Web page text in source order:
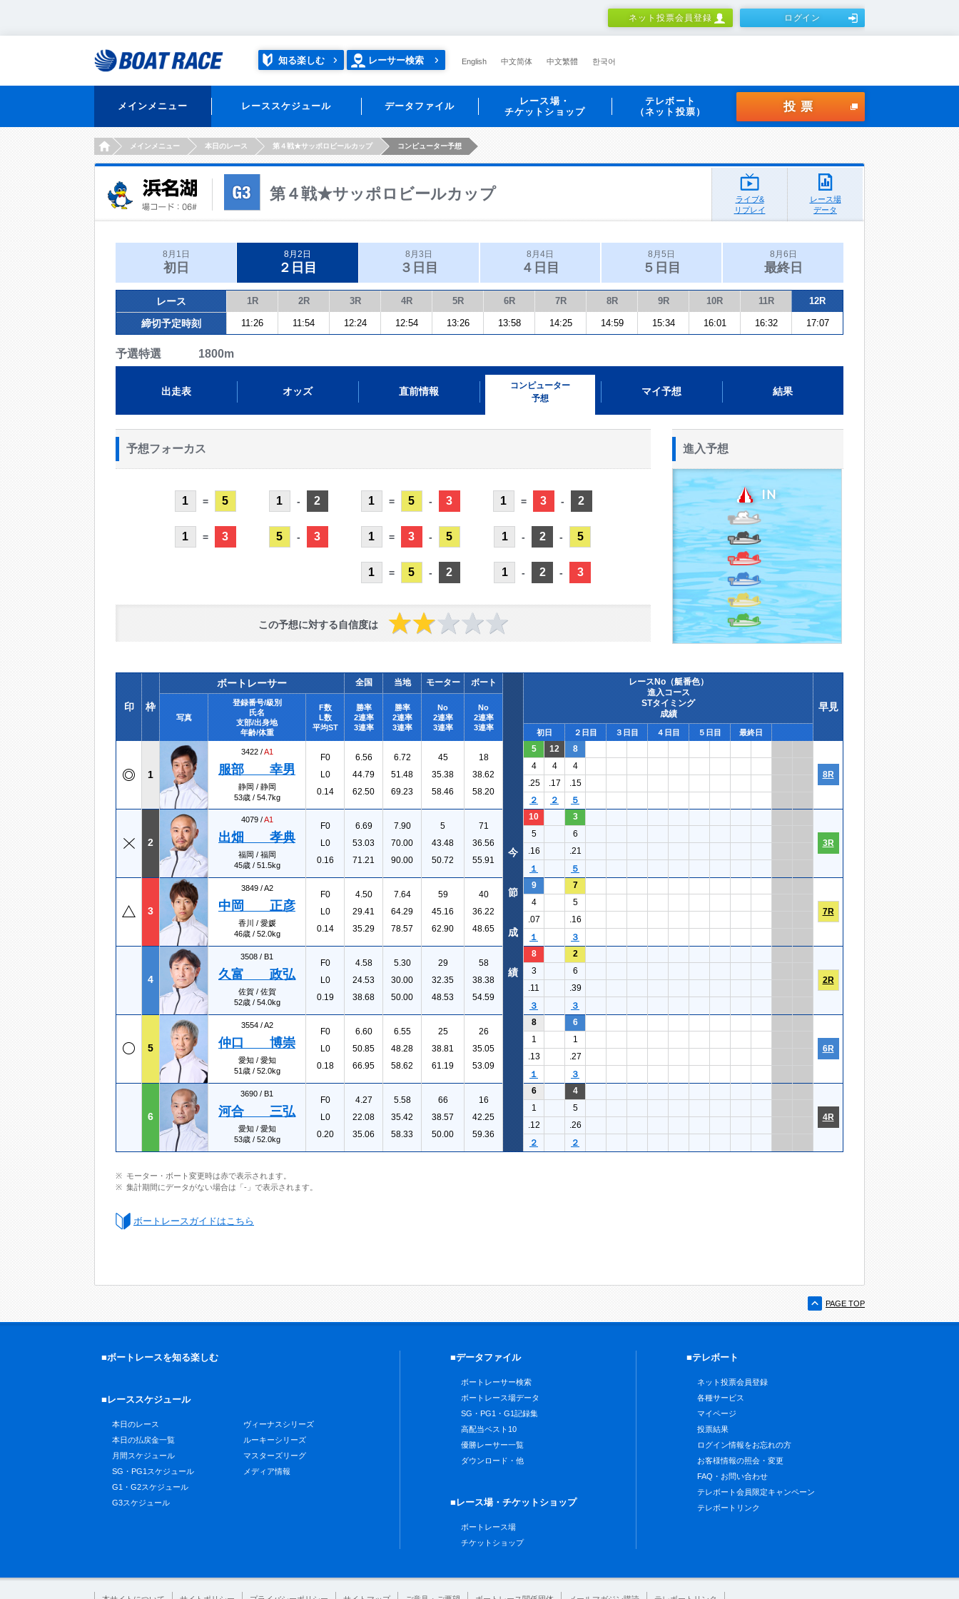
ネット投票会員登録 ログイン
知る楽しむ レーサー検索 English 中文简体 中文繁體 한국어
メインメニュー レーススケジュール データファイル
レース場・
チケットショップ
テレボート
（ネット投票）
投票
HOMEメインメニュー 本日のレース 第４戦★サッポロビールカップ コンピューター予想
第４戦★サッポロビールカップ
ライブ&
リプレイ
レース場
データ
8月1日
初日
8月2日
２日目
8月3日
３日目
8月4日
４日目
8月5日
５日目
8月6日
最終日
レース 1R 2R 3R 4R 5R 6R 7R 8R 9R 10R 11R 12R
締切予定時刻 11:26 11:54 12:24 12:54 13:26 13:58 14:25 14:59 15:34 16:01 16:32 17:07
予選特選 1800m
出走表 オッズ 直前情報
コンピューター
予想
マイ予想 結果
予想フォーカス
1 = 5
1 = 3
1 - 2
5 - 3
1 = 5 - 3
1 = 3 - 5
1 = 5 - 2
1 = 3 - 2
1 - 2 - 5
1 - 2 - 3
この予想に対する自信度は
進入予想
印 枠
ボートレーサー 全国 当地 モーター ボート
レースNo（艇番色）
進入コース
STタイミング
成績
早見
写真
登録番号/級別
氏名
支部/出身地
年齢/体重
F数
L数
平均ST
勝率
2連率
3連率
勝率
2連率
3連率
No
2連率
3連率
No
2連率
3連率
初日 ２日目 ３日目 ４日目 ５日目 最終日
1
3422 /A1
服部 幸男
静岡 / 静岡
53歳 / 54.7kg
F0
L0
0.14
6.56
44.79
62.50
6.72
51.48
69.23
45
35.38
58.46
18
38.62
58.20
5 12 8
8R
4 4
4
.25
.17
.15
２
２ ５
2
4079 /A1
出畑 孝典
福岡 / 福岡
45歳 / 51.5kg
F0
L0
0.16
6.69
53.03
71.21
7.90
70.00
90.00
5
43.48
50.72
71
36.56
55.91
10 3
3R
5
6
.16
.21
１
５
3
3849 /A2
中岡 正彦
香川 / 愛媛
46歳 / 52.0kg
F0
L0
0.14
4.50
29.41
35.29
7.64
64.29
78.57
59
45.16
62.90
40
36.22
48.65
9 7
7R
4
5
.07
.16
１
３
4
3508 / B1
久富 政弘
佐賀 / 佐賀
52歳 / 54.0kg
F0
L0
0.19
4.58
24.53
38.68
5.30
30.00
50.00
29
32.35
48.53
58
38.38
54.59
8 2
2R
3
6
.11
.39
３
３
5
3554 /A2
仲口 博崇
愛知 / 愛知
51歳 / 52.0kg
F0
L0
0.18
6.60
50.85
66.95
6.55
48.28
58.62
25
38.81
61.19
26
35.05
53.09
8 6
6R
1
1
.13
.27
１
３
6
3690 / B1
河合 三弘
愛知 / 愛知
53歳 / 52.0kg
F0
L0
0.20
4.27
22.08
35.06
5.58
35.42
58.33
66
38.57
50.00
16
42.25
59.36
6 4
4R
1
5
.12
.26
２
２
今
節
成
績
モーター・ボート変更時は赤で表示されます。
集計期間にデータがない場合は「-」で表示されます。
ボートレースガイドはこちら
PAGE TOP
■ボートレースを知る楽しむ
■レーススケジュール
本日のレース
本日の払戻金一覧
月間スケジュール
SG・PG1スケジュール
G1・G2スケジュール
G3スケジュール
ヴィーナスシリーズ
ルーキーシリーズ
マスターズリーグ
メディア情報
■データファイル
ボートレーサー検索
ボートレース場データ
SG・PG1・G1記録集
高配当ベスト10
優勝レーサー一覧
ダウンロード・他
■レース場・チケットショップ
ボートレース場
チケットショップ
■テレボート
ネット投票会員登録
各種サービス
マイページ
投票結果
ログイン情報をお忘れの方
お客様情報の照会・変更
FAQ・お問い合わせ
テレボート会員限定キャンペーン
テレボートリンク